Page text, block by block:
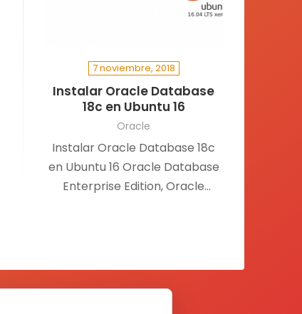
7 noviembre, 2018
Instalar Oracle Database
18c en Ubuntu 16
Oracle
Instalar Oracle Database 18c
en Ubuntu 16 Oracle Database
Enterprise Edition, Oracle